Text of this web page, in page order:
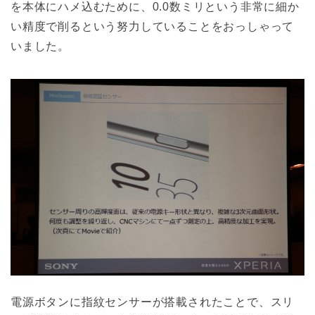
を本体にハメ込むために、0.0数ミリという非常に細か
い精度で削るという努力していることをおっしゃって
いました。
電源ボタンに指紋センサーが搭載されたことで、スリ